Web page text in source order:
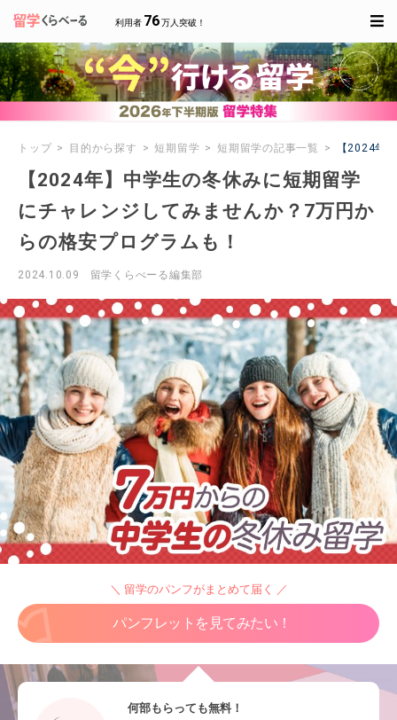
利用者 76万人突破！
トップ 目的から探す 短期留学 短期留学の記事一覧 【2024年
【2024年】中学生の冬休みに短期留学
にチャレンジしてみませんか？7万円か
らの格安プログラムも！
2024.10.09 留学くらべーる編集部
＼ 留学のパンフがまとめて届く ／
パンフレットを見てみたい！
何部もらっても無料！